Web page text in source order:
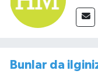
Bunlar da